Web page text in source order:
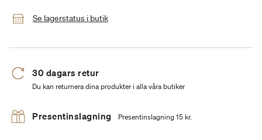
Se lagerstatus i butik
30 dagars retur
Du kan returnera dina produkter i alla våra butiker
Presentinslagning Presentinslagning 15 kr.